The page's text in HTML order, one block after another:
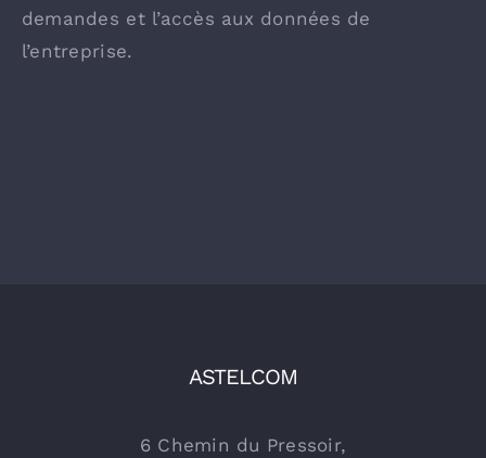
demandes et l’accès aux données de
l’entreprise.
ASTELCOM
6 Chemin du Pressoir,